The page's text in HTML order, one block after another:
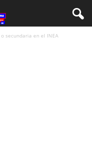
secundaria en el INEA